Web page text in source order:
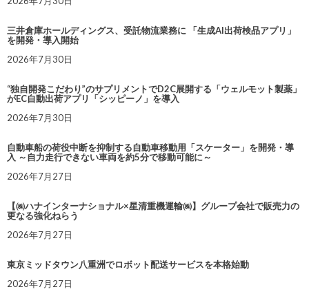
三井倉庫ホールディングス、受託物流業務に 「生成AI出荷検品アプリ」
を開発・導入開始
2026年7月30日
“独自開発こだわり”のサプリメントでD2C展開する「ウェルモット製薬」
がEC自動出荷アプリ「シッピーノ」を導入
2026年7月30日
自動車船の荷役中断を抑制する自動車移動用「スケーター」を開発・導
入 ～自力走行できない車両を約5分で移動可能に～
2026年7月27日
【㈱ハナインターナショナル×星清重機運輸㈱】グループ会社で販売力の
更なる強化ねらう
2026年7月27日
東京ミッドタウン八重洲でロボット配送サービスを本格始動
2026年7月27日